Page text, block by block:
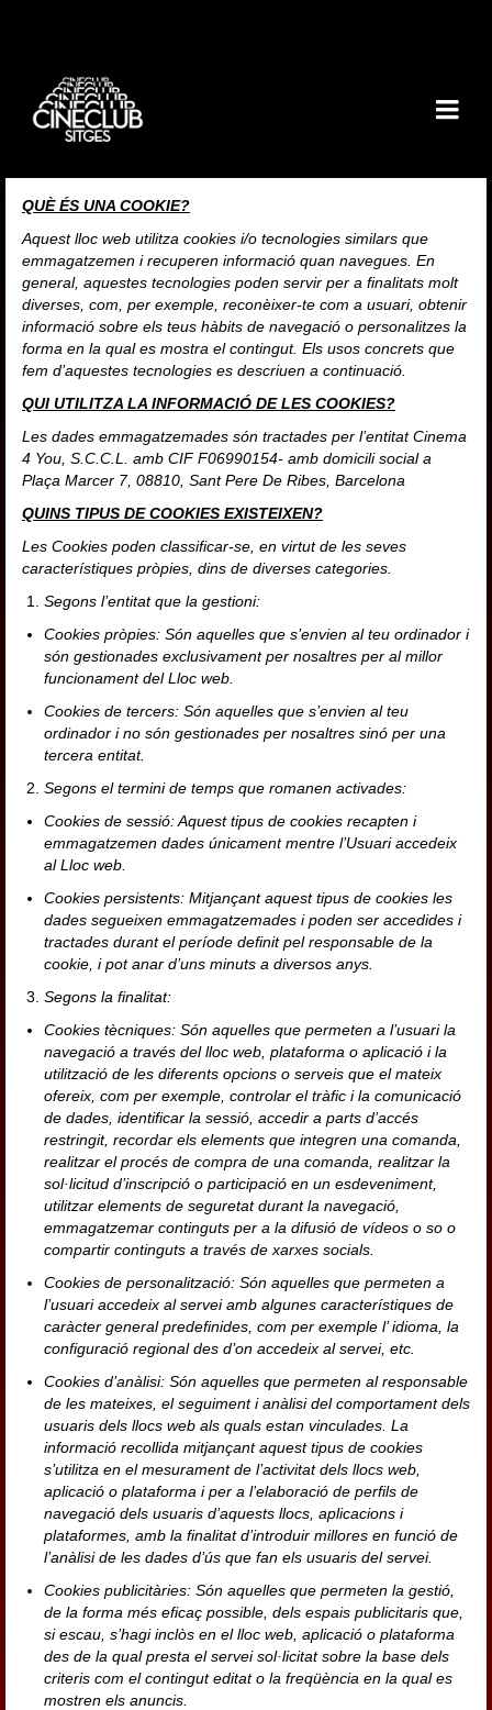
QUÈ ÉS UNA COOKIE?
Aquest lloc web utilitza cookies i/o tecnologies similars que
emmagatzemen i recuperen informació quan navegues. En
general, aquestes tecnologies poden servir per a finalitats molt
diverses, com, per exemple, reconèixer-te com a usuari, obtenir
informació sobre els teus hàbits de navegació o personalitzes la
forma en la qual es mostra el contingut. Els usos concrets que
fem d’aquestes tecnologies es descriuen a continuació.
QUI UTILITZA LA INFORMACIÓ DE LES COOKIES?
Les dades emmagatzemades són tractades per l’entitat Cinema
4 You, S.C.C.L. amb CIF F06990154- amb domicili social a
Plaça Marcer 7, 08810, Sant Pere De Ribes, Barcelona
QUINS TIPUS DE COOKIES EXISTEIXEN?
Les Cookies poden classificar-se, en virtut de les seves
característiques pròpies, dins de diverses categories.
Segons l’entitat que la gestioni:
Cookies pròpies: Són aquelles que s’envien al teu ordinador i
són gestionades exclusivament per nosaltres per al millor
funcionament del Lloc web.
Cookies de tercers: Són aquelles que s’envien al teu
ordinador i no són gestionades per nosaltres sinó per una
tercera entitat.
Segons el termini de temps que romanen activades:
Cookies de sessió: Aquest tipus de cookies recapten i
emmagatzemen dades únicament mentre l’Usuari accedeix
al Lloc web.
Cookies persistents: Mitjançant aquest tipus de cookies les
dades segueixen emmagatzemades i poden ser accedides i
tractades durant el període definit pel responsable de la
cookie, i pot anar d’uns minuts a diversos anys.
Segons la finalitat:
Cookies tècniques: Són aquelles que permeten a l’usuari la
navegació a través del lloc web, plataforma o aplicació i la
utilització de les diferents opcions o serveis que el mateix
ofereix, com per exemple, controlar el tràfic i la comunicació
de dades, identificar la sessió, accedir a parts d’accés
restringit, recordar els elements que integren una comanda,
realitzar el procés de compra de una comanda, realitzar la
sol·licitud d’inscripció o participació en un esdeveniment,
utilitzar elements de seguretat durant la navegació,
emmagatzemar continguts per a la difusió de vídeos o so o
compartir continguts a través de xarxes socials.
Cookies de personalització: Són aquelles que permeten a
l’usuari accedeix al servei amb algunes característiques de
caràcter general predefinides, com per exemple l’ idioma, la
configuració regional des d’on accedeix al servei, etc.
Cookies d’anàlisi: Són aquelles que permeten al responsable
de les mateixes, el seguiment i anàlisi del comportament dels
usuaris dels llocs web als quals estan vinculades. La
informació recollida mitjançant aquest tipus de cookies
s’utilitza en el mesurament de l’activitat dels llocs web,
aplicació o plataforma i per a l’elaboració de perfils de
navegació dels usuaris d’aquests llocs, aplicacions i
plataformes, amb la finalitat d’introduir millores en funció de
l’anàlisi de les dades d’ús que fan els usuaris del servei.
Cookies publicitàries: Són aquelles que permeten la gestió,
de la forma més eficaç possible, dels espais publicitaris que,
si escau, s’hagi inclòs en el lloc web, aplicació o plataforma
des de la qual presta el servei sol·licitat sobre la base dels
criteris com el contingut editat o la freqüència en la qual es
mostren els anuncis.